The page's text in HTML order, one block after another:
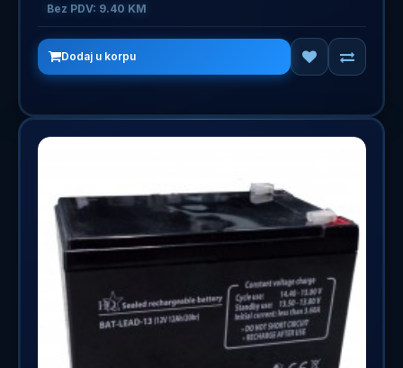
Bez PDV: 9.40 KM
Dodaj u korpu